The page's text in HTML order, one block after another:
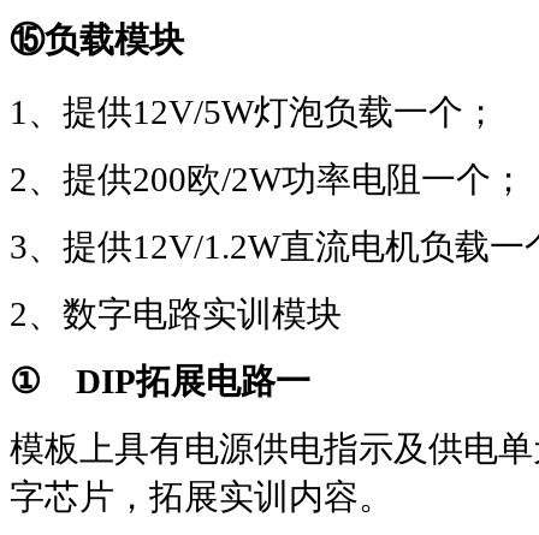
⑮负载模块
1 、提供12V/5W灯泡负载一个；
2、提供200欧/2W功率电阻一个；
3、提供12V/1.2W直流电机负载一
2、数字电路实训模块
① DIP拓展电路一
模板上具有电源供电指示及供电
字芯片，拓展实训内容。